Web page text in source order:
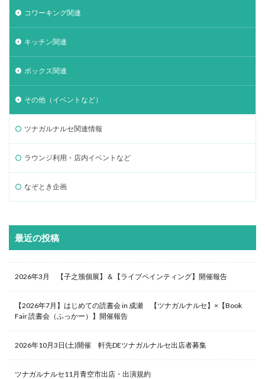
コワーキング関連
キッチン関連
ボックス関連
その他（イベントなど）
ツナガルナルセ関連情報
ラウンジ利用・店内イベントなど
なぞとき企画
最近の投稿
2026年3月 【子之籏個展】＆【ライブペインティング】開催報告
【2026年7月】はじめての読書会 in 成瀬 【ツナガルナルセ】×【Book
Fair 読書会（ふっかー）】開催報告
2026年10月3日(土)開催 軒先DEツナガルナルセ出店者募集
ツナガルナルセ11月青空市出店・出演規約